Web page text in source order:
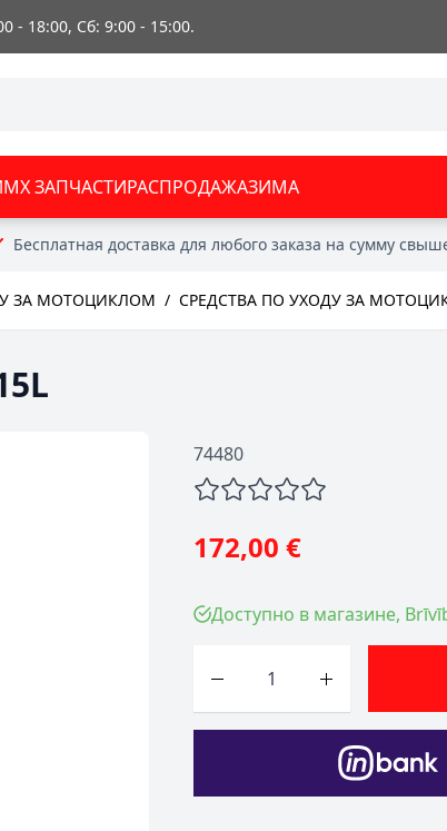
- 18:00, Сб: 9:00 - 15:00.
MX ЗАПЧАСТИРАСПРОДАЖАЗИМА
Бесплатная доставка для любого заказа на сумму
ЗА МОТОЦИКЛОМ / СРЕДСТВА ПО УХОДУ ЗА
74480
172,00 €
Доступно в магазине,